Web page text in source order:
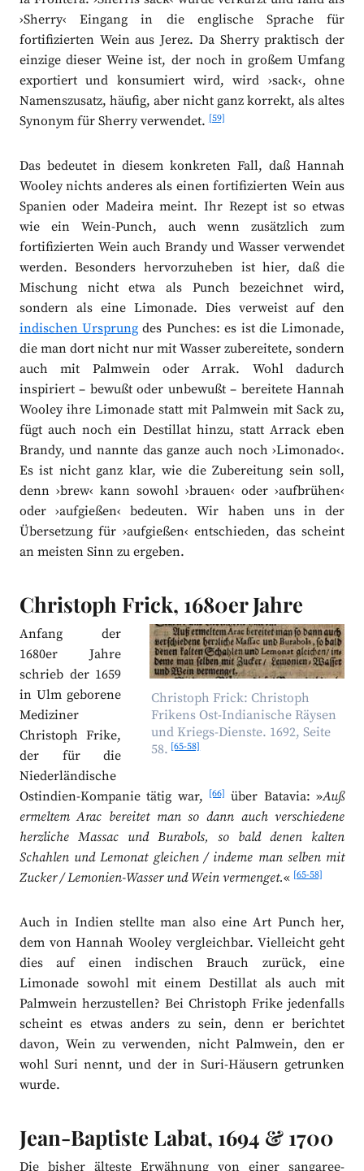
›Sherry‹ Eingang in die englische Sprache für
fortifizierten Wein aus Jerez. Da Sherry praktisch der
einzige dieser Weine ist, der noch in großem Umfang
exportiert und konsumiert wird, wird ›sack‹, ohne
Namenszusatz, häufig, aber nicht ganz korrekt, als altes
Synonym für Sherry verwendet.[59]
Das bedeutet in diesem konkreten Fall, daß Hannah
Wooley nichts anderes als einen fortifizierten Wein aus
Spanien oder Madeira meint. Ihr Rezept ist so etwas
wie ein Wein-Punch, auch wenn zusätzlich zum
fortifizierten Wein auch Brandy und Wasser verwendet
werden. Besonders hervorzuheben ist hier, daß die
Mischung nicht etwa als Punch bezeichnet wird,
sondern als eine Limonade. Dies verweist auf den
indischen Ursprung des Punches: es ist die Limonade,
die man dort nicht nur mit Wasser zubereitete, sondern
auch mit Palmwein oder Arrak. Wohl dadurch
inspiriert – bewußt oder unbewußt – bereitete Hannah
Wooley ihre Limonade statt mit Palmwein mit Sack zu,
fügt auch noch ein Destillat hinzu, statt Arrack eben
Brandy, und nannte das ganze auch noch ›Limonado‹.
Es ist nicht ganz klar, wie die Zubereitung sein soll,
denn ›brew‹ kann sowohl ›brauen‹ oder ›aufbrühen‹
oder ›aufgießen‹ bedeuten. Wir haben uns in der
Übersetzung für ›aufgießen‹ entschieden, das scheint
an meisten Sinn zu ergeben.
Christoph Frick, 1680er Jahre
Christoph Frick: Christoph
Frikens Ost-Indianische Räysen
und Kriegs-Dienste. 1692, Seite
58. [65-58]
Anfang der
1680er Jahre
schrieb der 1659
in Ulm geborene
Mediziner
Christoph Frike,
der für die
Niederländische
Ostindien-Kompanie tätig war, [66] über Batavia: »Auß
ermeltem Arac bereitet man so dann auch verschiedene
herzliche Massac und Burabols, so bald denen kalten
Schahlen und Lemonat gleichen / indeme man selben mit
Zucker / Lemonien-Wasser und Wein vermenget.«[65-58]
Auch in Indien stellte man also eine Art Punch her,
dem von Hannah Wooley vergleichbar. Vielleicht geht
dies auf einen indischen Brauch zurück, eine
Limonade sowohl mit einem Destillat als auch mit
Palmwein herzustellen? Bei Christoph Frike jedenfalls
scheint es etwas anders zu sein, denn er berichtet
davon, Wein zu verwenden, nicht Palmwein, den er
wohl Suri nennt, und der in Suri-Häusern getrunken
wurde.
Jean-Baptiste Labat, 1694 & 1700
Die bisher älteste Erwähnung von einer sangaree-